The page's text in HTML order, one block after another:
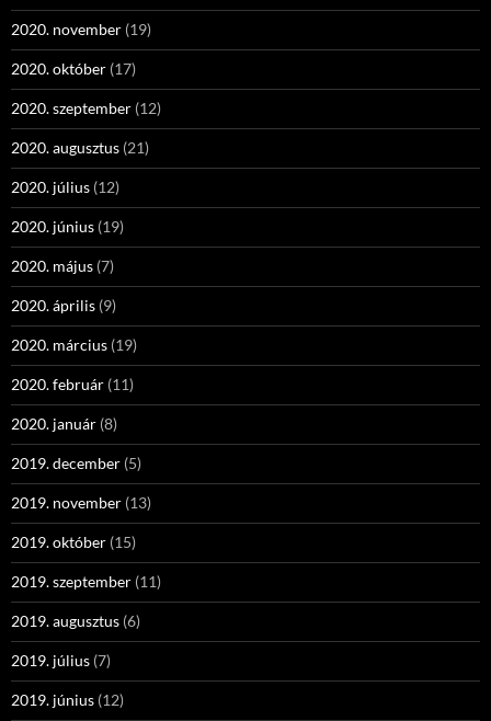
2020. november (19)
2020. október (17)
2020. szeptember (12)
2020. augusztus (21)
2020. július (12)
2020. június (19)
2020. május (7)
2020. április (9)
2020. március (19)
2020. február (11)
2020. január (8)
2019. december (5)
2019. november (13)
2019. október (15)
2019. szeptember (11)
2019. augusztus (6)
2019. július (7)
2019. június (12)